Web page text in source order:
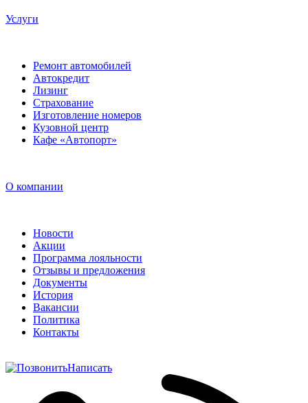
Автокредит
Лизинг
Страхование
Изготовление номеров
Кузовной центр
Кафе «Автопорт»
Акции
Программа лояльности
Отзывы и предложения
Документы
История
Вакансии
Политика
Контакты